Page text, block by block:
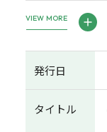
VIEW MORE
発行日
タイトル